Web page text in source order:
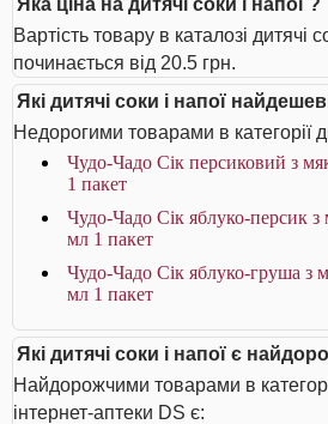
Яка ціна на дитячі соки і напої ?
Вартість товару в каталозі дитячі
починається від 20.5 грн.
Які дитячі соки і напої
Недорогими товарами в категорії
Чудо-Чадо Сік персиковий з
1 пакет
Чудо-Чадо Сік яблуко-персик з
мл 1 пакет
Чудо-Чадо Сік яблуко-груша з
мл 1 пакет
Які дитячі соки і напої є
Найдорожчими товарами в
інтернет-аптеки DS є: